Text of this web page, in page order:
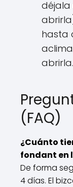
déjala
hasta
abrirla.
(FAQ)
¿Cuánto
fondant en
De forma
4 días. El